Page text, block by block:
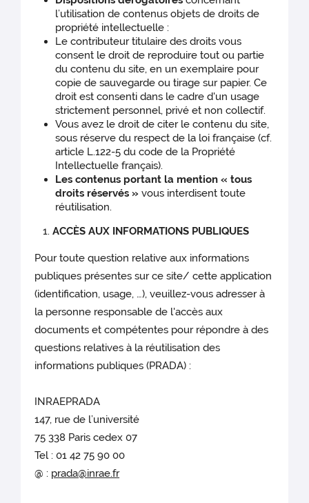
l’utilisation de contenus objets de droits de
propriété intellectuelle :
Le contributeur titulaire des droits vous
consent le droit de reproduire tout ou partie
du contenu du site, en un exemplaire pour
copie de sauvegarde ou tirage sur papier. Ce
droit est consenti dans le cadre d'un usage
strictement personnel, privé et non collectif.
Vous avez le droit de citer le contenu du site,
sous réserve du respect de la loi française (cf.
article L.122-5 du code de la Propriété
Intellectuelle français).
Les contenus portant la mention « tous
droits réservés » vous interdisent toute
réutilisation.
ACCÈS AUX INFORMATIONS PUBLIQUES
Pour toute question relative aux informations
publiques présentes sur ce site/ cette application
(identification, usage, …), veuillez-vous adresser à
la personne responsable de l'accès aux
documents et compétentes pour répondre à des
questions relatives à la réutilisation des
informations publiques (PRADA) :
INRAEPRADA
147, rue de l’université
75 338 Paris cedex 07
Tel : 01 42 75 90 00
@ : prada@inrae.fr